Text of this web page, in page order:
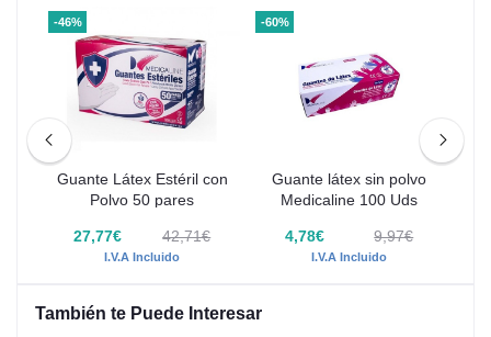
-46%
Guante Látex Estéril con
Polvo 50 pares
27,77€ 42,71€
I.V.A Incluido
-60%
Guante látex sin polvo
Medicaline 100 Uds
4,78€ 9,97€
I.V.A Incluido
También te Puede Interesar